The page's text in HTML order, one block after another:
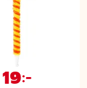
19:-